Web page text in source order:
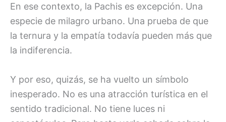
En ese contexto, la Pachis es excepción. Una
especie de milagro urbano. Una prueba de que
la ternura y la empatía todavía pueden más que
la indiferencia.
Y por eso, quizás, se ha vuelto un símbolo
inesperado. No es una atracción turística en el
sentido tradicional. No tiene luces ni